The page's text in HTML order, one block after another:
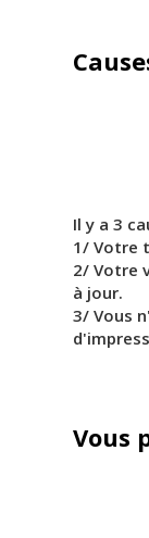
Il y a 3
1/ Votre
2/ Votre
à jour.
3/ Vous
Vous